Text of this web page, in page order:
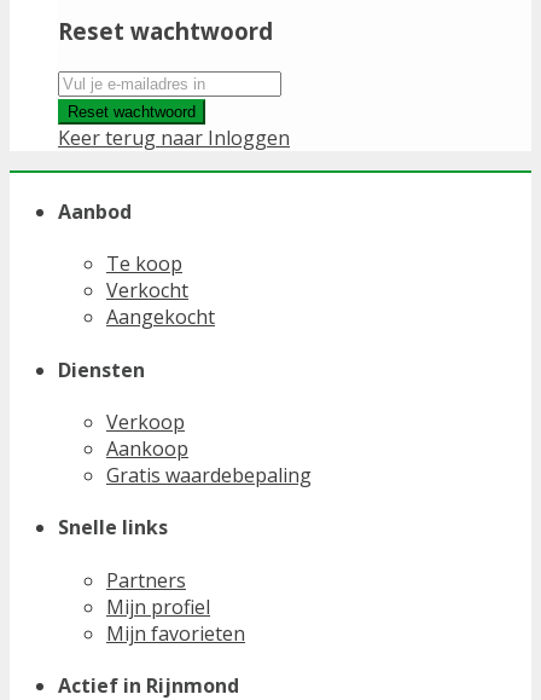
Reset wachtwoord
Reset wachtwoord
Keer terug naar Inloggen
Aanbod
Te koop
Verkocht
Aangekocht
Diensten
Verkoop
Aankoop
Gratis waardebepaling
Snelle links
Partners
Mijn profiel
Mijn favorieten
Actief in Rijnmond